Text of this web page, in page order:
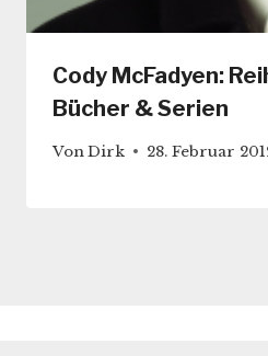
Cody McFadyen:
Bücher & Serien
VonDirk 28. Februar